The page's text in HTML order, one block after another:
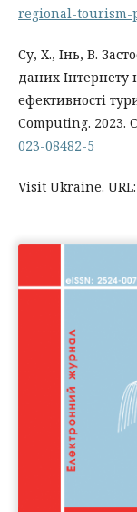
regional-tourism-
Су, X., Інь, В.
даних Інтернету
ефективності
Computing. 2023.
023-08482-5
Visit Ukraine. URL: